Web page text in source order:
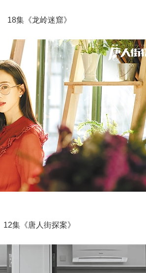
集《龙岭迷窟》
《唐人街探案》